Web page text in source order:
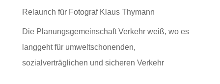
Relaunch für Fotograf Klaus Thymann
Die Planungsgemeinschaft Verkehr weiß, wo es
langgeht für umweltschonenden,
sozialverträglichen und sicheren Verkehr